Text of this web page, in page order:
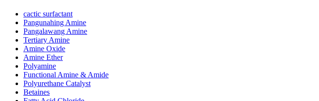
cactic surfactant
Pangunahing Amine
Pangalawang Amine
Tertiary Amine
Amine Oxide
Amine Ether
Polyamine
Functional Amine & Amide
Polyurethane Catalyst
Betaines